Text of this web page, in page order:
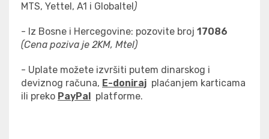
MTS, Yettel, A1 i Globaltel)
- Iz Bosne i Hercegovine: pozovite broj 17086
(Cena poziva je 2KM, Mtel)
- Uplate možete izvršiti putem dinarskog i
deviznog računa, E-doniraj plaćanjem karticama
ili preko PayPal platforme.